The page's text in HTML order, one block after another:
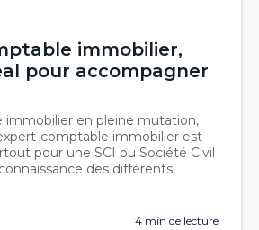
immobilier,
pour accompagner
immobilier en pleine mutation,
comptable immobilier est
pour une SCI ou Société Civil
des différents
4 min de lecture